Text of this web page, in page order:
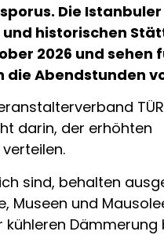
Die
historischen
2026 und sehen
Abendstunden
darin, der erhöhten
sind, behalten
Museen und
Dämmerung